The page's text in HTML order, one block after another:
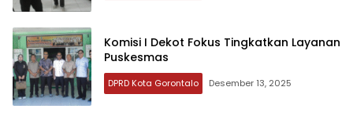
Komisi I Dekot Fokus Tingkatkan Layanan
Puskesmas
DPRD Kota Gorontalo Desember 13, 2025